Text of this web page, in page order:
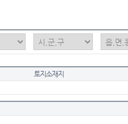
토지소재지